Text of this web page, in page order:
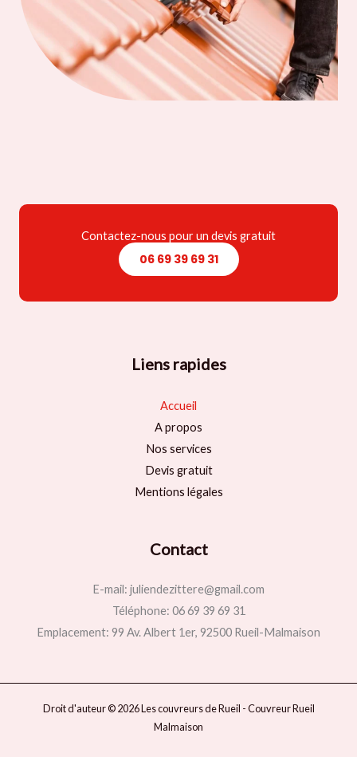
Contactez-nous pour un devis gratuit
06 69 39 69 31
Liens rapides
Accueil
A propos
Nos services
Devis gratuit
Mentions légales
Contact
E-mail: juliendezittere@gmail.com
Téléphone: 06 69 39 69 31
Emplacement: 99 Av. Albert 1er, 92500 Rueil-Malmaison
Droit d'auteur © 2026 Les couvreurs de Rueil - Couvreur Rueil
Malmaison